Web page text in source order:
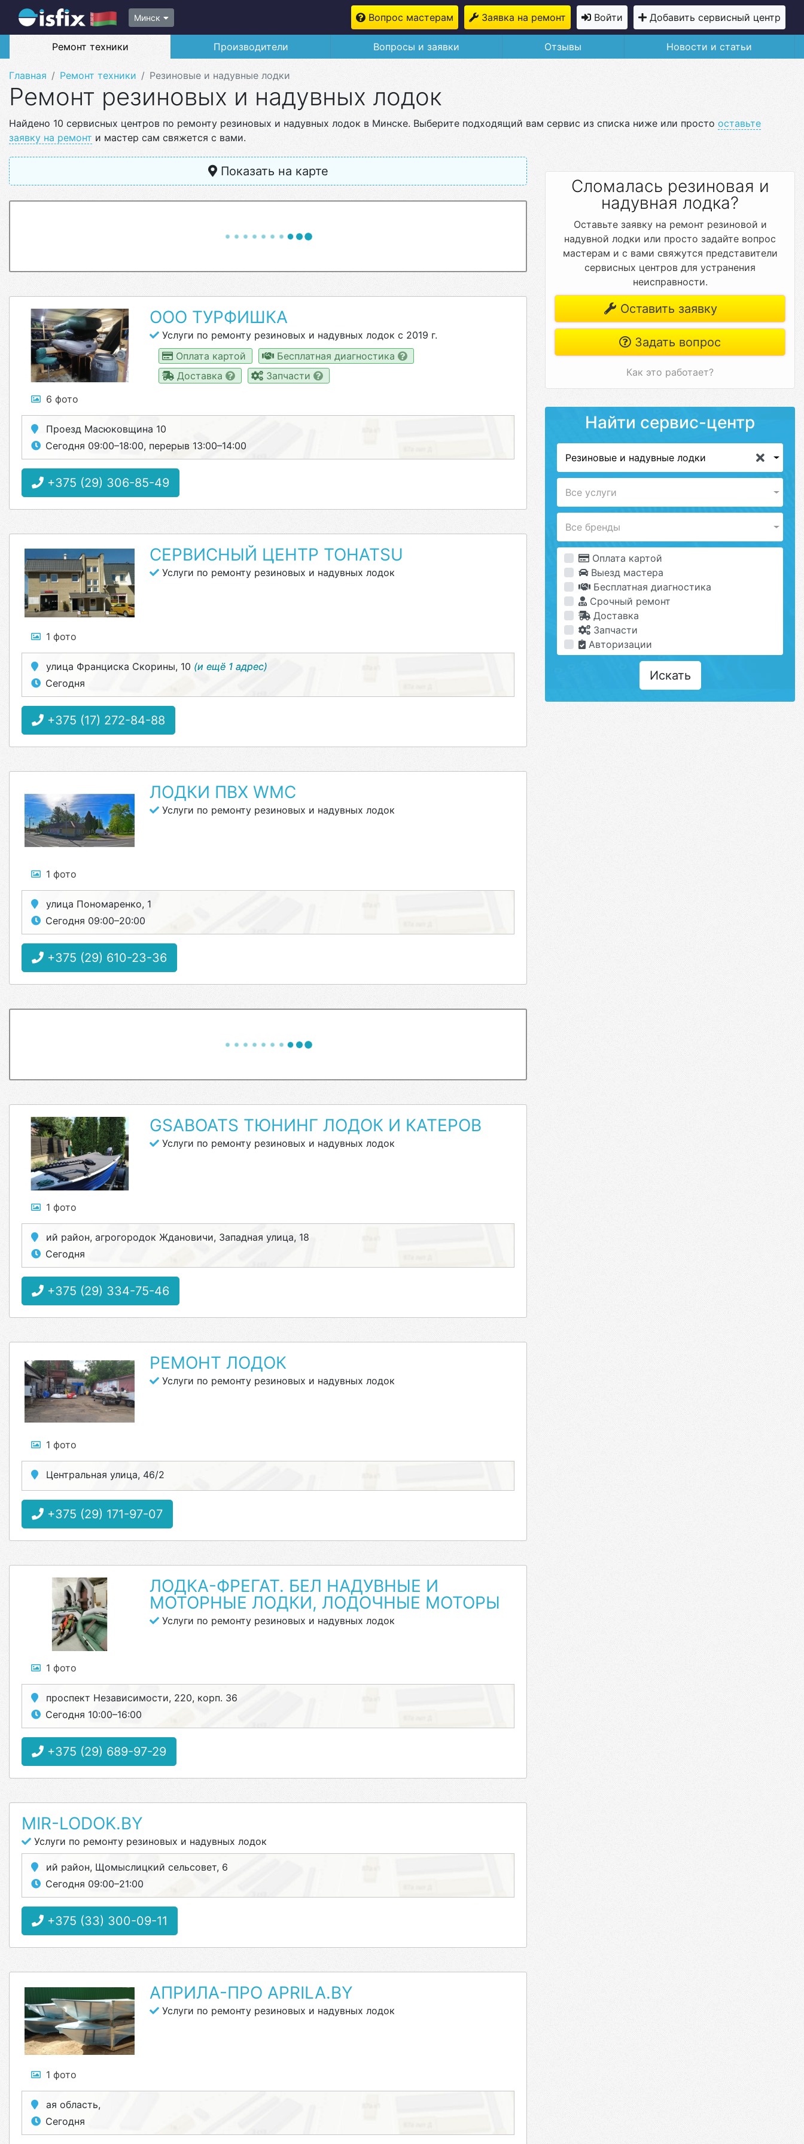
Минск Вопрос мастерам Заявка на ремонт Войти Добавить сервисный центр
Ремонт техники Производители Вопросы и заявки Отзывы Новости и статьи
Главная Ремонт техники Резиновые и надувные лодки
Ремонт резиновых и надувных лодок
Найдено 10 сервисных центров по ремонту резиновых и надувных лодок в Минске. Выберите подходящий вам сервис из списка ниже или просто оставьте
заявку на ремонт и мастер сам свяжется с вами.
Показать на карте
6 фото
ООО ТУРФИШКА
Услуги по ремонту резиновых и надувных лодок с 2019 г.
Оплата картой
Бесплатная диагностика
Доставка
Запчасти
Проезд Масюковщина 10
Сегодня 09:00–18:00, перерыв 13:00–14:00
+375 (29) 306-85-49
1 фото
СЕРВИСНЫЙ ЦЕНТР TOHATSU
Услуги по ремонту резиновых и надувных лодок
улица Франциска Скорины, 10 (и ещё 1 адрес)
Сегодня
+375 (17) 272-84-88
1 фото
ЛОДКИ ПВХ WMC
Услуги по ремонту резиновых и надувных лодок
улица Пономаренко, 1
Сегодня 09:00–20:00
+375 (29) 610-23-36
1 фото
GSABOATS ТЮНИНГ ЛОДОК И КАТЕРОВ
Услуги по ремонту резиновых и надувных лодок
ий район, агрогородок Ждановичи, Западная улица, 18
Сегодня
+375 (29) 334-75-46
1 фото
РЕМОНТ ЛОДОК
Услуги по ремонту резиновых и надувных лодок
Центральная улица, 46/2
+375 (29) 171-97-07
1 фото
ЛОДКА-ФРЕГАТ. БЕЛ НАДУВНЫЕ И
МОТОРНЫЕ ЛОДКИ, ЛОДОЧНЫЕ МОТОРЫ
Услуги по ремонту резиновых и надувных лодок
проспект Независимости, 220, корп. 36
Сегодня 10:00–16:00
+375 (29) 689-97-29
MIR-LODOK.BY
Услуги по ремонту резиновых и надувных лодок
ий район, Щомыслицкий сельсовет, 6
Сегодня 09:00–21:00
+375 (33) 300-09-11
1 фото
АПРИЛА-ПРО APRILA.BY
Услуги по ремонту резиновых и надувных лодок
ая область,
Сегодня
Сломалась резиновая и
надувная лодка?
Оставьте заявку на ремонт резиновой и
надувной лодки или просто задайте вопрос
мастерам и с вами свяжутся представители
сервисных центров для устранения
неисправности.
Оставить заявку
Задать вопрос
Как это работает?
Найти сервис-центр
Резиновые и надувные лодки
Все услуги
Все бренды
Оплата картой
Выезд мастера
Бесплатная диагностика
Срочный ремонт
Доставка
Запчасти
Авторизации
Искать